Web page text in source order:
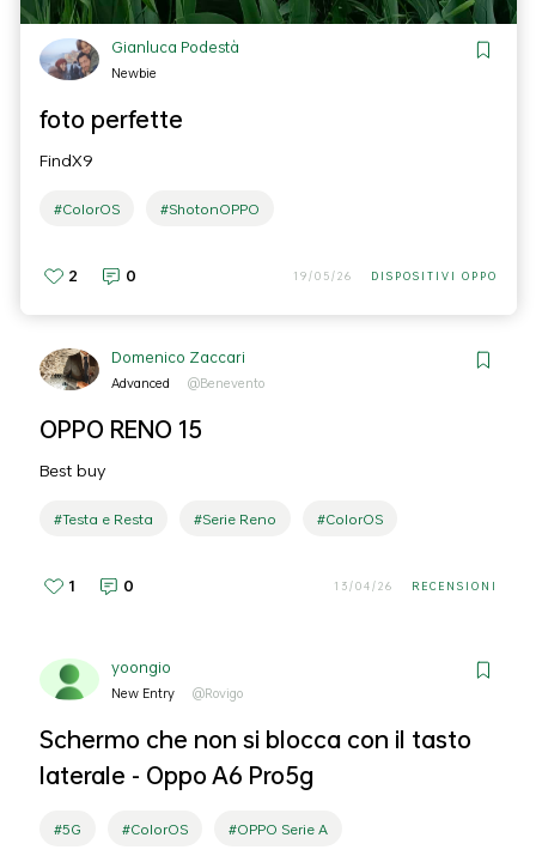
Gianluca Podestà
Newbie
foto perfette
FindX9
#ColorOS #ShotonOPPO
2 0 19/05/26 DISPOSITIVI OPPO
Domenico Zaccari
Advanced @Benevento
OPPO RENO 15
Best buy
#Testa e Resta #Serie Reno #ColorOS
1 0 13/04/26 RECENSIONI
yoongio
New Entry @Rovigo
Schermo che non si blocca con il tasto
laterale - Oppo A6 Pro5g
#5G #ColorOS #OPPO Serie A